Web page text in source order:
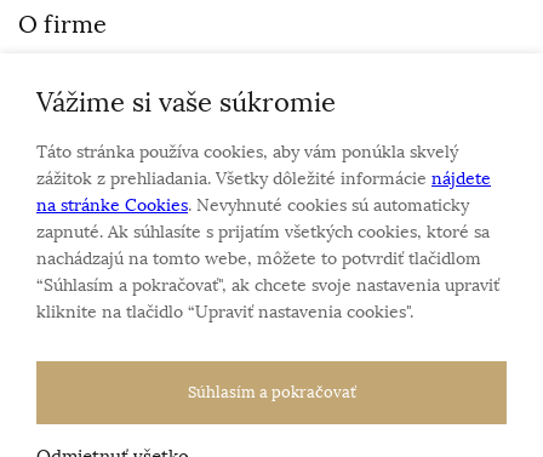
O firme
Personalizovaný šperk
O nás
Kontakt
Sme rodinná firma a zameriavame sa na predaj hodiniek
a šperkov od roku 1994.
Pozrite sa na naše ďaľšie web stránky.
Vážime si vaše súkromie
Táto stránka používa cookies, aby vám ponúkla skvelý
zážitok z prehliadania. Všetky dôležité informácie nájdete
na stránke Cookies. Nevyhnuté cookies sú automaticky
zapnuté. Ak súhlasíte s prijatím všetkých cookies, ktoré sa
nachádzajú na tomto webe, môžete to potvrdiť tlačidlom
“Súhlasím a pokračovať", ak chcete svoje nastavenia upraviť
kliknite na tlačidlo “Upraviť nastavenia cookies".
Súhlasím a pokračovať